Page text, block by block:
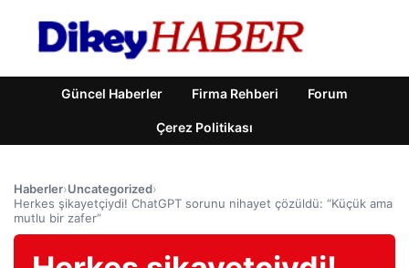
Güncel Haberler Firma Rehberi Forum
Çerez Politikası
Haberler›Uncategorized›
Herkes şikayetçiydi! ChatGPT sorunu nihayet çözüldü: “Küçük ama
mutlu bir zafer”